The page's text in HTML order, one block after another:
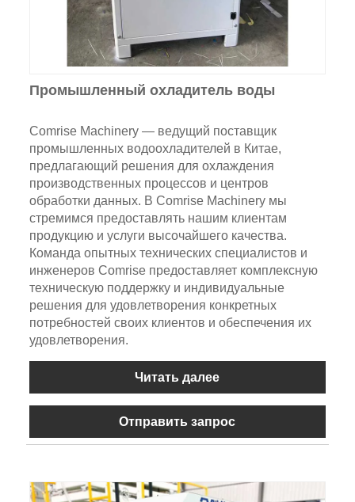
Промышленный охладитель воды
Comrise Machinery — ведущий поставщик
промышленных водоохладителей в Китае,
предлагающий решения для охлаждения
производственных процессов и центров
обработки данных. В Comrise Machinery мы
стремимся предоставлять нашим клиентам
продукцию и услуги высочайшего качества.
Команда опытных технических специалистов и
инженеров Comrise предоставляет комплексную
техническую поддержку и индивидуальные
решения для удовлетворения конкретных
потребностей своих клиентов и обеспечения их
удовлетворения.
Читать далее
Отправить запрос